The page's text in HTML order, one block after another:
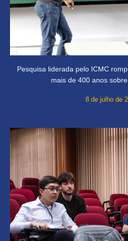
Pesquisa liderada pelo ICMC
mais de 400 anos
8 de julho de